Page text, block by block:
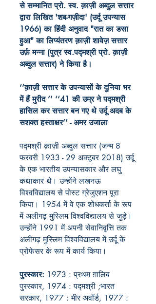
से सम्मानित प्रो. स्व. क़ाज़ी अब्दुल सत्तार
द्वारा लिखित 'शब-गज़ीदा' (उर्दू उपन्यास
1966) का हिंदी अनुवाद "रात का डसा
हुआ" का लिप्यंतरण क़ाज़ी शावेज़ सत्तार
उर्फ़ मन्ना (पुत्र स्व.पद्मश्री प्रो. क़ाज़ी
अब्दुल सत्तार) ने किया है।
‘‘क़ाज़ी सत्तार के उपन्यासों के दुनिया भर
में हैं मुरीद ’’ ‘‘41 की उम्र ने पद्मश्री
हासिल कर सत्तार बन गए थे उर्दू अदब के
सशक्त हस्ताक्षर’’ - अमर उजाला
पद्मश्री क़ाज़ी अब्दुल सत्तार (जन्म 8
फरवरी 1933 - 29 अक्टूबर 2018) उर्दू
के एक भारतीय उपन्यासकार और लघु
कथाकार थे। उन्होंने लखनऊ
विश्वविद्यालय से पोस्ट ग्रेजुएशन पूरा
किया। 1954 में वे एक शोधकर्ता के रूप
में अलीगढ़ मुस्लिम विश्वविद्यालय से जुड़े।
उन्होंने 1991 में अपनी सेवानिवृत्ति तक
अलीगढ़ मुस्लिम विश्वविद्यालय में उर्दू के
प्रोफेसर के रूप में कार्य किया।
पुरस्कार: 1973 : प्रथम ग़ालिब
पुरस्कार, 1974 : पद्मश्री ;भारत
सरकार, 1977 : मीर अवॉर्ड, 1977 :